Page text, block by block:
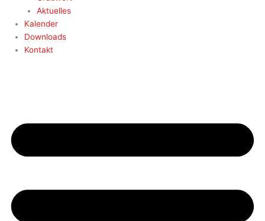
Aktuelles
Kalender
Downloads
Kontakt